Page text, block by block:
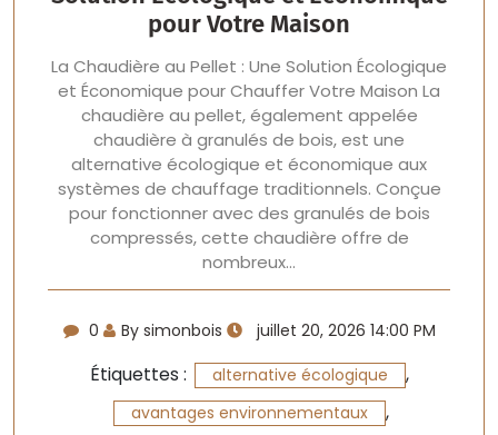
pour Votre Maison
La Chaudière au Pellet : Une Solution Écologique
et Économique pour Chauffer Votre Maison La
chaudière au pellet, également appelée
chaudière à granulés de bois, est une
alternative écologique et économique aux
systèmes de chauffage traditionnels. Conçue
pour fonctionner avec des granulés de bois
compressés, cette chaudière offre de
nombreux…
0 By simonbois juillet 20, 2026 14:00 PM
Étiquettes : alternative écologique ,
avantages environnementaux ,